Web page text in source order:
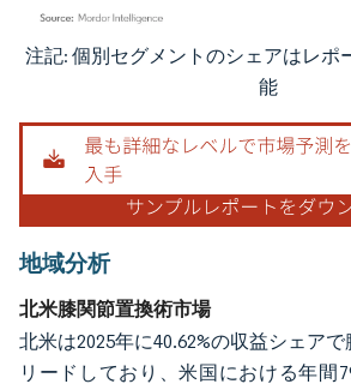
画像 © Mordor Intelligence。再利用にはCC BY 4.0
注記: 個別セグメントのシェアはレポ
能
地域分析
北米膝関節置換術市場
北米は2025年に40.62%の収益シェア
リードしており、米国における年間